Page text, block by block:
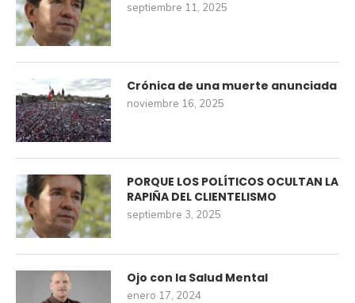
septiembre 11, 2025
Crónica de una muerte anunciada
noviembre 16, 2025
PORQUE LOS POLÍTICOS OCULTAN LA
RAPIÑA DEL CLIENTELISMO
septiembre 3, 2025
Ojo con la Salud Mental
enero 17, 2024